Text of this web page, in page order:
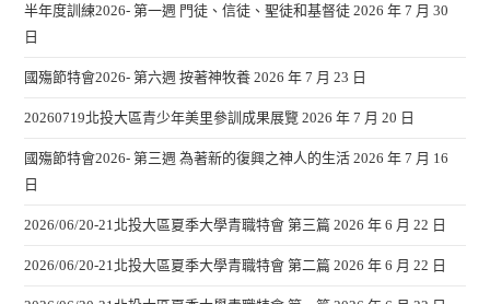
半年度訓練2026- 第一週 門徒、信徒、聖徒和基督徒 2026 年 7 月 30
日
國殤節特會2026- 第六週 按著神牧養 2026 年 7 月 23 日
20260719北投大區青少年美里參訓成果展覽 2026 年 7 月 20 日
國殤節特會2026- 第三週 為著新的復興之神人的生活 2026 年 7 月 16
日
2026/06/20-21北投大區夏季大學青職特會 第三篇 2026 年 6 月 22 日
2026/06/20-21北投大區夏季大學青職特會 第二篇 2026 年 6 月 22 日